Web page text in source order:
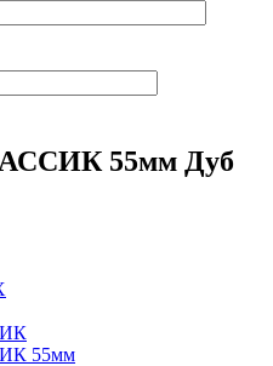
55мм Дуб
55мм